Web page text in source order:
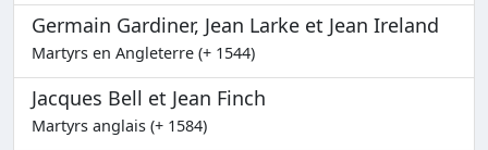
Germain Gardiner, Jean Larke et Jean Ireland
Martyrs en Angleterre (+ 1544)
Jacques Bell et Jean Finch
Martyrs anglais (+ 1584)